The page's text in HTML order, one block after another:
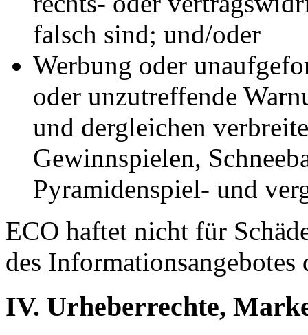
falsch sind; und/oder
Werbung oder
oder unzutreffende
und dergleichen
Gewinnspielen,
Pyramidenspiel- und
ECO haftet nicht für
des
IV. Urheberrechte,